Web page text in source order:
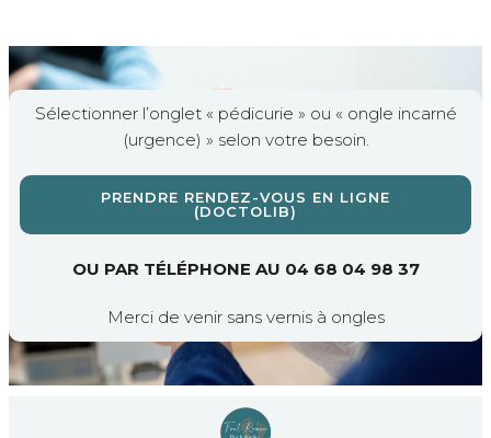
Sélectionner l’onglet « pédicurie » ou « ongle incarné
(urgence) » selon votre besoin.
PRENDRE RENDEZ-VOUS EN LIGNE
(DOCTOLIB)
OU PAR TÉLÉPHONE AU 04 68 04 98 37
Merci de venir sans vernis à ongles